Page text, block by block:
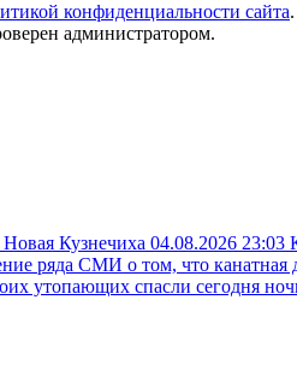
конфиденциальности сайта.
администратором.
Кузнечиха 04.08.2026 23:03
ряда СМИ о том, что канатная
утопающих спасли сегодня